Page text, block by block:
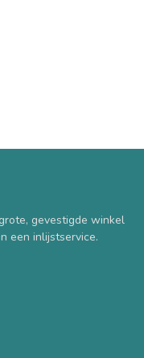
gevestigde winkel
een inlijstservice.